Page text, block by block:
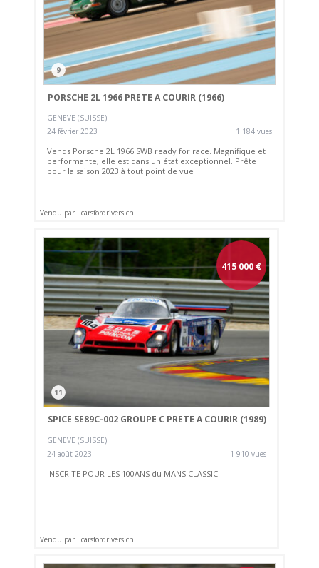
9
PORSCHE 2L 1966 PRETE A COURIR (1966)
GENEVE (SUISSE)
24 février 2023
1 184 vues
Vends Porsche 2L 1966 SWB ready for race. Magnifique et
performante, elle est dans un état exceptionnel. Prête
pour la saison 2023 à tout point de vue !
Vendu par : carsfordrivers.ch
415 000 €
11
SPICE SE89C-002 GROUPE C PRETE A COURIR (1989)
GENEVE (SUISSE)
24 août 2023
1 910 vues
INSCRITE POUR LES 100ANS du MANS CLASSIC
Vendu par : carsfordrivers.ch